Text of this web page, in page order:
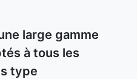
large gamme
à tous les
type